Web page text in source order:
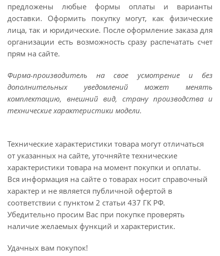
предложены любые формы оплаты и варианты
доставки. Оформить покупку могут, как физические
лица, так и юридические. После оформление заказа для
организации есть возможность сразу распечатать счет
прям на сайте.
Фирма-производитель на свое усмотрение и без
дополнительных уведомлений может менять
комплектацию, внешний вид, страну производства и
технические характеристики модели.
Технические характеристики товара могут отличаться
от указанных на сайте, уточняйте технические
характеристики товара на момент покупки и оплаты.
Вся информация на сайте о товарах носит справочный
характер и не является публичной офертой в
соответствии с пунктом 2 статьи 437 ГК РФ.
Убедительно просим Вас при покупке проверять
наличие желаемых функций и характеристик.
Удачных вам покупок!